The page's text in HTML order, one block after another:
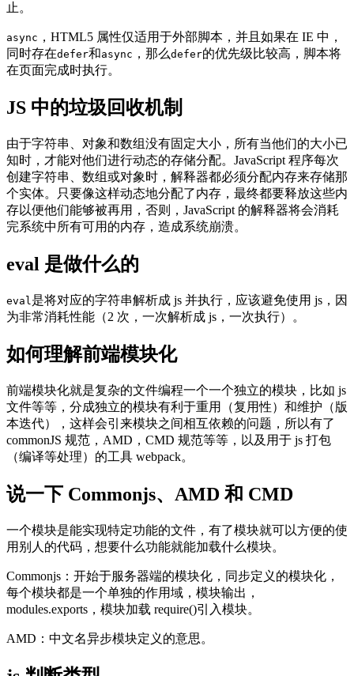
止。
async ，HTML5 属性仅适用于外部脚本，并且如果在 IE 中，
同时存在defer和async ，那么defer的优先级比较高，脚本将
在页面完成时执行。
JS 中的垃圾回收机制
由于字符串、对象和数组没有固定大小，所有当他们的大小已
知时，才能对他们进行动态的存储分配。JavaScript 程序每次
创建字符串、数组或对象时，解释器都必须分配内存来存储那
个实体。只要像这样动态地分配了内存，最终都要释放这些内
存以便他们能够被再用，否则，JavaScript 的解释器将会消耗
完系统中所有可用的内存，造成系统崩溃。
eval 是做什么的
eval是将对应的字符串解析成 js 并执行，应该避免使用 js，因
为非常消耗性能（2 次，一次解析成 js，一次执行）。
如何理解前端模块化
前端模块化就是复杂的文件编程一个一个独立的模块，比如 js
文件等等，分成独立的模块有利于重用（复用性）和维护（版
本迭代），这样会引来模块之间相互依赖的问题，所以有了
commonJS 规范，AMD，CMD 规范等等，以及用于 js 打包
（编译等处理）的工具 webpack。
说一下 Commonjs、AMD 和 CMD
一个模块是能实现特定功能的文件，有了模块就可以方便的使
用别人的代码，想要什么功能就能加载什么模块。
Commonjs：开始于服务器端的模块化，同步定义的模块化，
每个模块都是一个单独的作用域，模块输出，
modules.exports，模块加载 require()引入模块。
AMD：中文名异步模块定义的意思。